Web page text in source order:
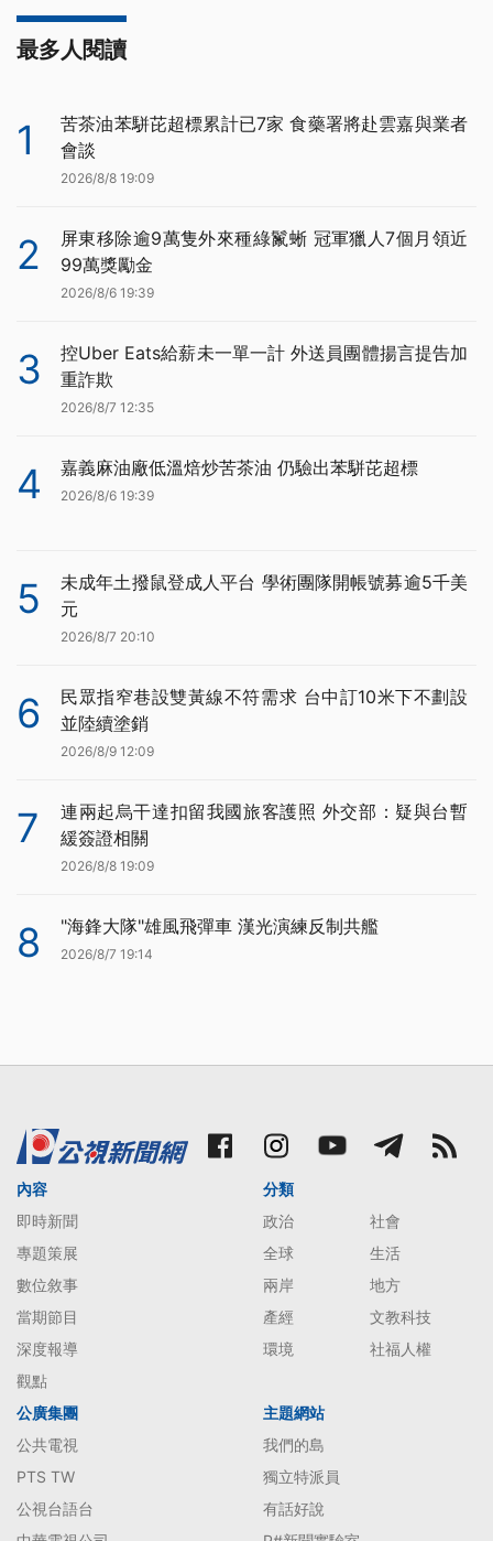
最多人閱讀
1
苦茶油苯駢芘超標累計已7家 食藥署將赴雲嘉與業者
會談
2026/8/8 19:09
2
屏東移除逾9萬隻外來種綠鬣蜥 冠軍獵人7個月領近
99萬獎勵金
2026/8/6 19:39
3
控Uber Eats給薪未一單一計 外送員團體揚言提告加
重詐欺
2026/8/7 12:35
4 嘉義麻油廠低溫焙炒苦茶油 仍驗出苯駢芘超標
2026/8/6 19:39
5
未成年土撥鼠登成人平台 學術團隊開帳號募逾5千美
元
2026/8/7 20:10
6
民眾指窄巷設雙黃線不符需求 台中訂10米下不劃設
並陸續塗銷
2026/8/9 12:09
7
連兩起烏干達扣留我國旅客護照 外交部：疑與台暫
緩簽證相關
2026/8/8 19:09
8 "海鋒大隊"雄風飛彈車 漢光演練反制共艦
2026/8/7 19:14
內容
即時新聞
專題策展
數位敘事
當期節目
深度報導
觀點
分類
政治
社會
全球
生活
兩岸
地方
產經
文教科技
環境
社福人權
公廣集團
公共電視
PTS TW
公視台語台
主題網站
我們的島
獨立特派員
有話好說